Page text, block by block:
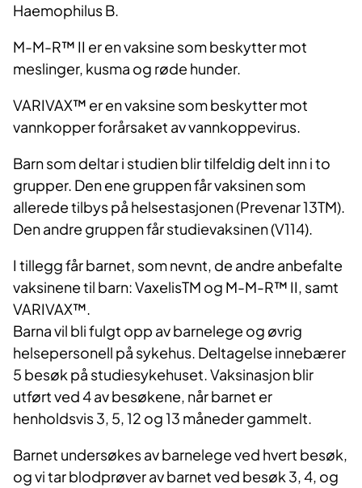
Haemophilus B.
M-M-R™ II er en vaksine som beskytter mot
meslinger, kusma og røde hunder.
VARIVAX™ er en vaksine som beskytter mot
vannkopper forårsaket av vannkoppevirus.
Barn som deltar i studien blir tilfeldig delt inn i to
grupper. Den ene gruppen får vaksinen som
allerede tilbys på helsestasjonen (Prevenar 13TM).
Den andre gruppen får studievaksinen (V114).
I tillegg får barnet, som nevnt, de andre anbefalte
vaksinene til barn: VaxelisTM og M-M-R™ II, samt
VARIVAX™.
Barna vil bli fulgt opp av barnelege og øvrig
helsepersonell på sykehus. Deltagelse innebærer
5 besøk på studiesykehuset. Vaksinasjon blir
utført ved 4 av besøkene, når barnet er
henholdsvis 3, 5, 12 og 13 måneder gammelt.
Barnet undersøkes av barnelege ved hvert besøk,
og vi tar blodprøver av barnet ved besøk 3, 4, og